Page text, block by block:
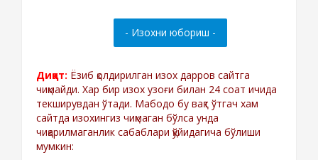
Диққат: Ёзиб қолдирилган изох дарров сайтга
чиқмайди. Хар бир изох узоғи билан 24 соат ичида
текширувдан ўтади. Мабодо бу вақт ўтгач хам
сайтда изохингиз чиқмаган бўлса унда
чиқарилмаганлик сабаблари қўйидагича бўлиши
мумкин: